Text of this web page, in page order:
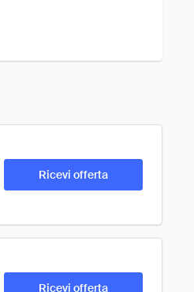
Ricevi offerta
Ricevi offerta